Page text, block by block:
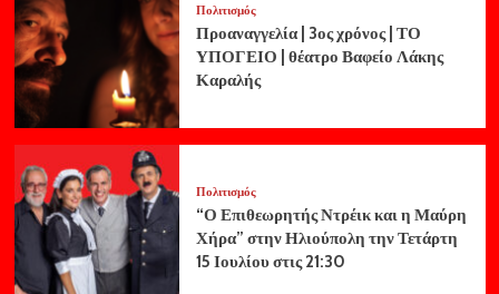
Πολιτισμός
Προαναγγελία | 3ος χρόνος | ΤΟ
ΥΠΟΓΕΙΟ | θέατρο Βαφείο Λάκης
Καραλής
Πολιτισμός
“Ο Επιθεωρητής Ντρέικ και η Μαύρη
Χήρα” στην Ηλιούπολη την Τετάρτη
15 Ιουλίου στις 21:30